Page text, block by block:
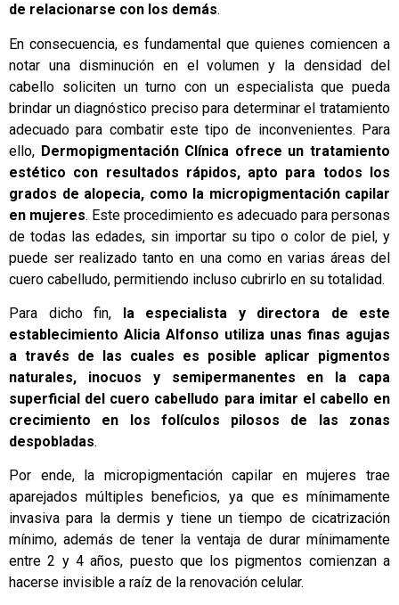
de relacionarse con los demás.
En consecuencia, es fundamental que quienes comiencen a
notar una disminución en el volumen y la densidad del
cabello soliciten un turno con un especialista que pueda
brindar un diagnóstico preciso para determinar el tratamiento
adecuado para combatir este tipo de inconvenientes. Para
ello, Dermopigmentación Clínica ofrece un tratamiento
estético con resultados rápidos, apto para todos los
grados de alopecia, como la micropigmentación capilar
en mujeres. Este procedimiento es adecuado para personas
de todas las edades, sin importar su tipo o color de piel, y
puede ser realizado tanto en una como en varias áreas del
cuero cabelludo, permitiendo incluso cubrirlo en su totalidad.
Para dicho fin, la especialista y directora de este
establecimiento Alicia Alfonso utiliza unas finas agujas
a través de las cuales es posible aplicar pigmentos
naturales, inocuos y semipermanentes en la capa
superficial del cuero cabelludo para imitar el cabello en
crecimiento en los folículos pilosos de las zonas
despobladas.
Por ende, la micropigmentación capilar en mujeres trae
aparejados múltiples beneficios, ya que es mínimamente
invasiva para la dermis y tiene un tiempo de cicatrización
mínimo, además de tener la ventaja de durar mínimamente
entre 2 y 4 años, puesto que los pigmentos comienzan a
hacerse invisible a raíz de la renovación celular.